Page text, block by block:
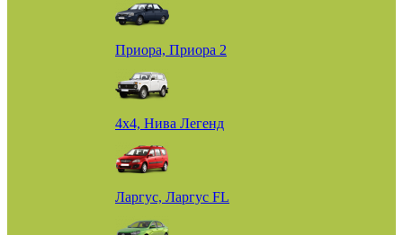
Приора, Приора 2
4х4, Нива Легенд
Ларгус, Ларгус FL